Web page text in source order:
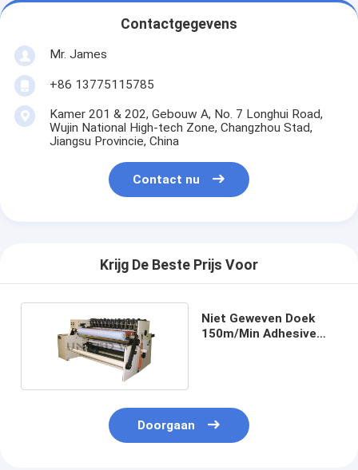
Contactgegevens
Mr. James
+86 13775115785
Kamer 201 & 202, Gebouw A, No. 7 Longhui Road,
Wujin National High-tech Zone, Changzhou Stad,
Jiangsu Provincie, China
Contact nu
Krijg De Beste Prijs Voor
Niet Geweven Doek
150m/Min Adhesive
Doorgaan